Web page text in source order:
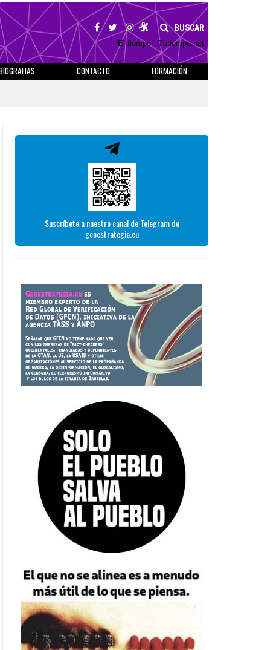
BUSCAR
El tiempo - Tutiempo.net
CONTACTO
FORMACIÓN
Suscríbete a nuestro canal de Telegram de
geoestrategia.eu